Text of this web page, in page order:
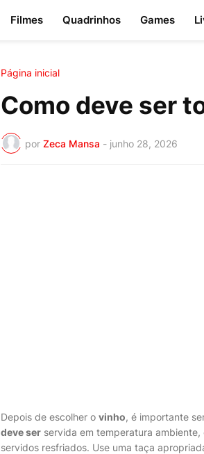
Filmes Quadrinhos Games
Página inicial
Como deve ser
por Zeca Mansa - junho 28, 2026
Depois de escolher o vinho, é importante
deve ser servida em temperatura ambiente,
servidos resfriados. Use uma taça